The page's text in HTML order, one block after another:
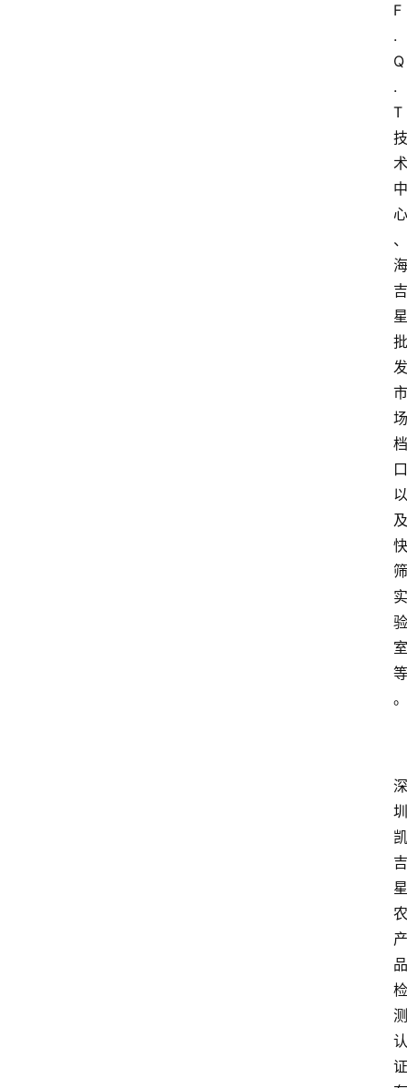
F
.
Q
.
T
技
术
中
心
、
海
吉
星
批
发
市
场
档
口
以
及
快
筛
实
验
室
等
。
深
圳
凯
吉
星
农
产
品
检
测
认
证